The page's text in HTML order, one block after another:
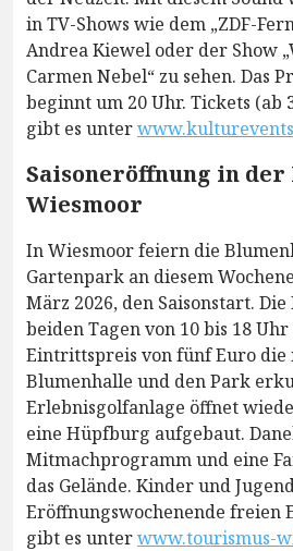
in TV-Shows wie dem „ZDF-
Andrea Kiewel oder der Show
Carmen Nebel“ zu sehen. Das
beginnt um 20 Uhr. Tickets (ab
gibt es unter
Saisoneröffnung in
Wiesmoor
In Wiesmoor feiern die
Gartenpark an diesem
März 2026, den Saisonstart.
beiden Tagen von 10 bis 18
Eintrittspreis von fünf Euro die
Blumenhalle und den Park
Erlebnisgolfanlage öffnet
eine Hüpfburg aufgebaut.
Mitmachprogramm und eine
das Gelände. Kinder und
Eröffnungswochenende freien
gibt es unterwww.tourismus-